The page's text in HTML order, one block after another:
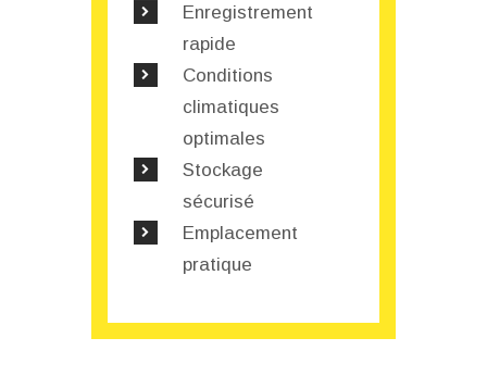
Enregistrement
rapide
Conditions
climatiques
optimales
Stockage
sécurisé
Emplacement
pratique